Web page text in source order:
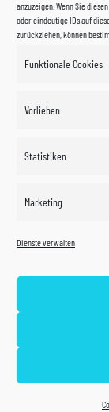
anzuzeigen. Wenn Sie
oder eindeutige IDs auf
zurückziehen, können
Funktionale Cookies
Vorlieben
Statistiken
Marketing
Dienste verwalten
©